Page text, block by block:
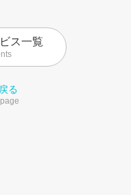
ス一覧
る